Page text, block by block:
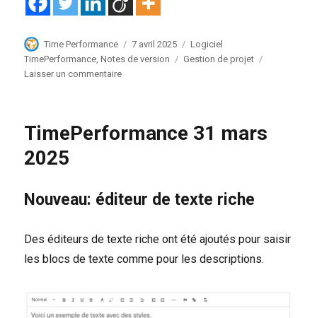
Auteur
Time Performance
Publié
le
7 avril 2025 Catégories
Logiciel
TimePerformance ,Notes de version Étiquettes
Gestion de projet
Laisser un commentairesur
2025
TimePerformance 31 mars
2025
Nouveau: éditeur de texte riche
Des éditeurs de texte riche ont été ajoutés pour saisir
les blocs de texte comme pour les descriptions.